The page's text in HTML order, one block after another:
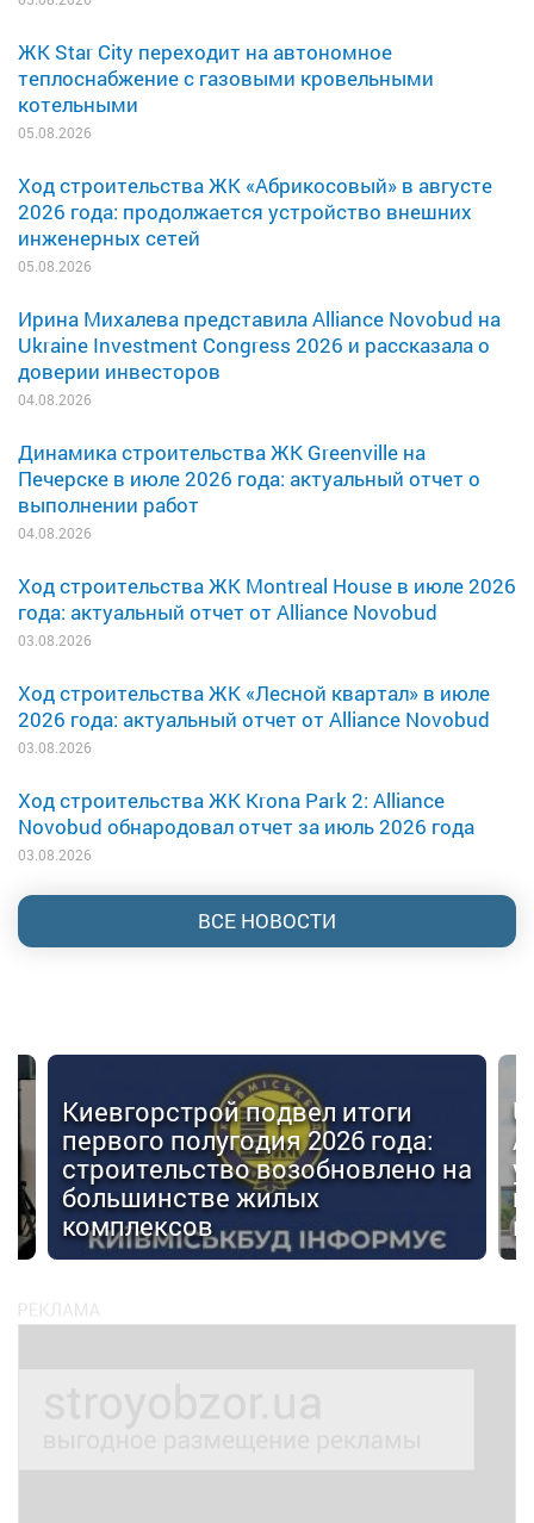
ЖК Star City переходит на автономное
теплоснабжение с газовыми кровельными
котельными
05.08.2026
Ход строительства ЖК «Абрикосовый» в августе
2026 года: продолжается устройство внешних
инженерных сетей
05.08.2026
Ирина Михалева представила Alliance Novobud на
Ukraine Investment Congress 2026 и рассказала о
доверии инвесторов
04.08.2026
Динамика строительства ЖК Greenville на
Печерске в июле 2026 года: актуальный отчет о
выполнении работ
04.08.2026
Ход строительства ЖК Montreal House в июле 2026
года: актуальный отчет от Alliance Novobud
03.08.2026
Ход строительства ЖК «Лесной квартал» в июле
2026 года: актуальный отчет от Alliance Novobud
03.08.2026
Ход строительства ЖК Krona Park 2: Alliance
Novobud обнародовал отчет за июль 2026 года
03.08.2026
ВСЕ НОВОСТИ
Киевгорстрой подвел итоги
первого полугодия 2026 года:
строительство возобновлено на
большинстве жилых
комплексов